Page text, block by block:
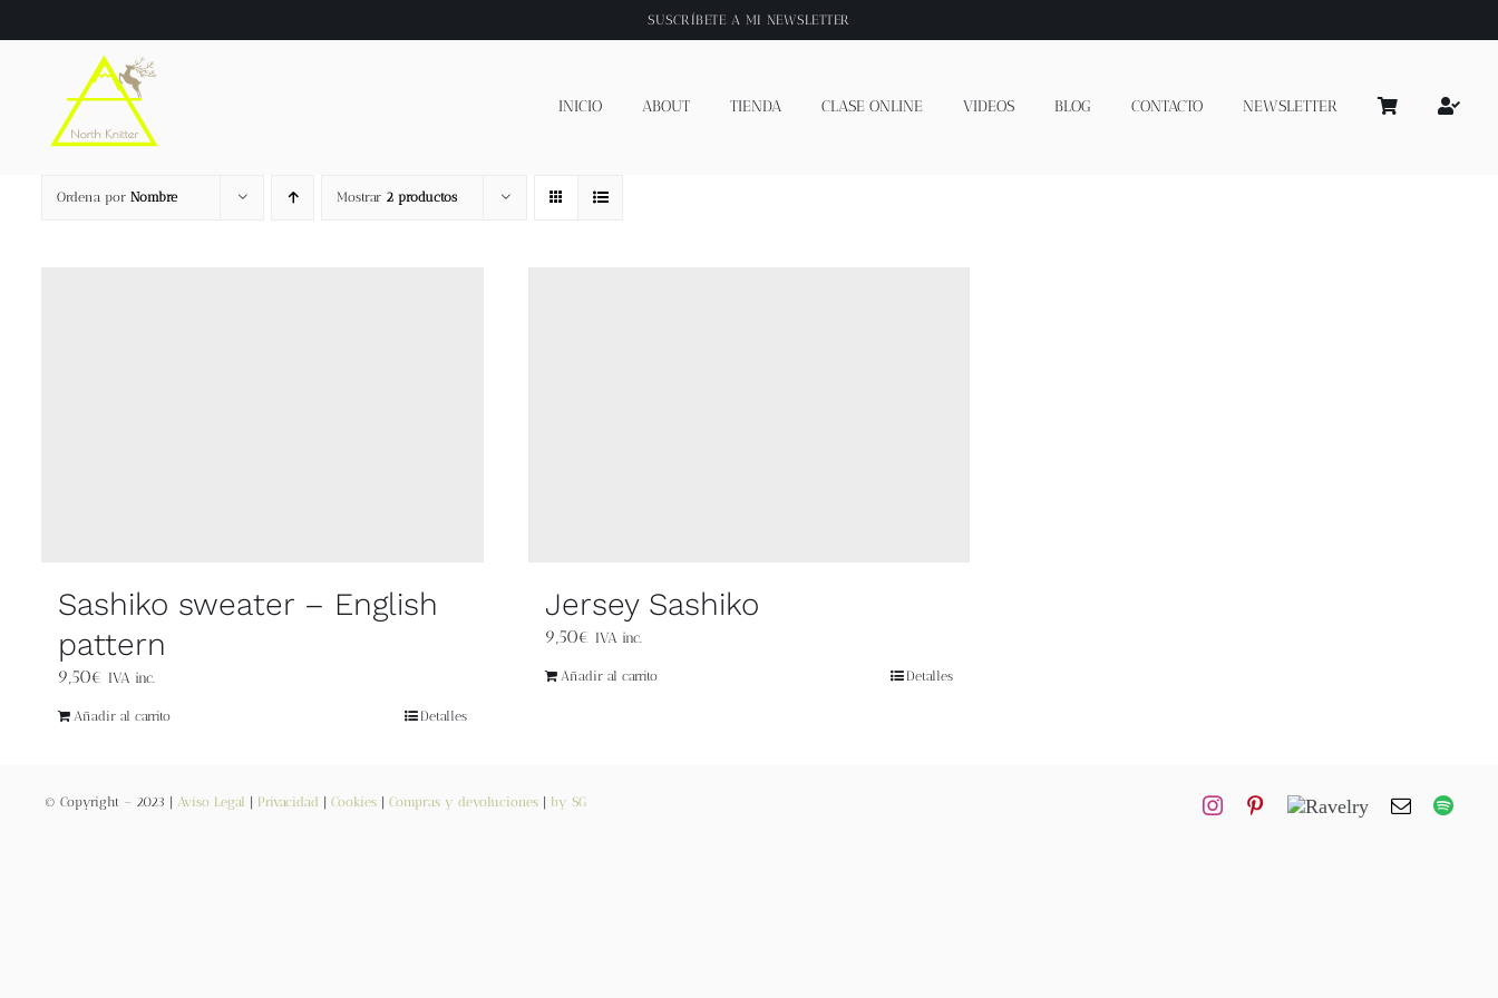
al
SUSCRÍBETE A MI NEWSLETTER
INICIO ABOUT TIENDA CLASE ONLINE VIDEOS BLOG CONTACTO NEWSLETTER
Ordena por Nombre Mostrar 2 productos
Sashiko sweater – English
pattern
9,50€ IVA inc.
Añadir al carrito Detalles
Jersey Sashiko
9,50€ IVA inc.
Añadir al carrito Detalles
© Copyright – 2023 | Aviso Legal Privacidad Cookies| Compras y devoluciones| by SG